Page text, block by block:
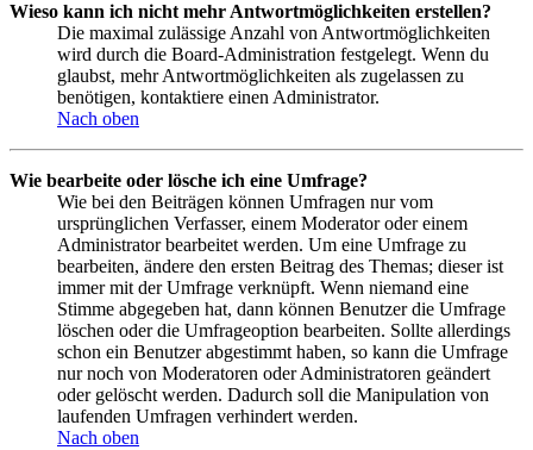
Wieso kann ich nicht mehr Antwortmöglichkeiten erstellen?
Die maximal zulässige Anzahl von Antwortmöglichkeiten
wird durch die Board-Administration festgelegt. Wenn du
glaubst, mehr Antwortmöglichkeiten als zugelassen zu
benötigen, kontaktiere einen Administrator.
Nach oben
Wie bearbeite oder lösche ich eine Umfrage?
Wie bei den Beiträgen können Umfragen nur vom
ursprünglichen Verfasser, einem Moderator oder einem
Administrator bearbeitet werden. Um eine Umfrage zu
bearbeiten, ändere den ersten Beitrag des Themas; dieser ist
immer mit der Umfrage verknüpft. Wenn niemand eine
Stimme abgegeben hat, dann können Benutzer die Umfrage
löschen oder die Umfrageoption bearbeiten. Sollte allerdings
schon ein Benutzer abgestimmt haben, so kann die Umfrage
nur noch von Moderatoren oder Administratoren geändert
oder gelöscht werden. Dadurch soll die Manipulation von
laufenden Umfragen verhindert werden.
Nach oben